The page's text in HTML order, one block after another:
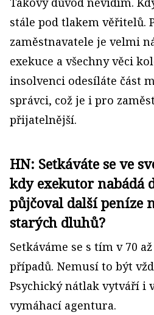
stále pod tlakem věřitelů.
zaměstnavatele je velmi
exekuce a všechny věci
insolvenci odesíláte část
správci, což je i pro
přijatelnější.
HN: Setkáváte se ve
kdy exekutor nabádá
půjčoval další peníze
starých dluhů?
Setkáváme se s tím v 70
případů. Nemusí to být
Psychický nátlak vytváří i
vymáhací agentura.